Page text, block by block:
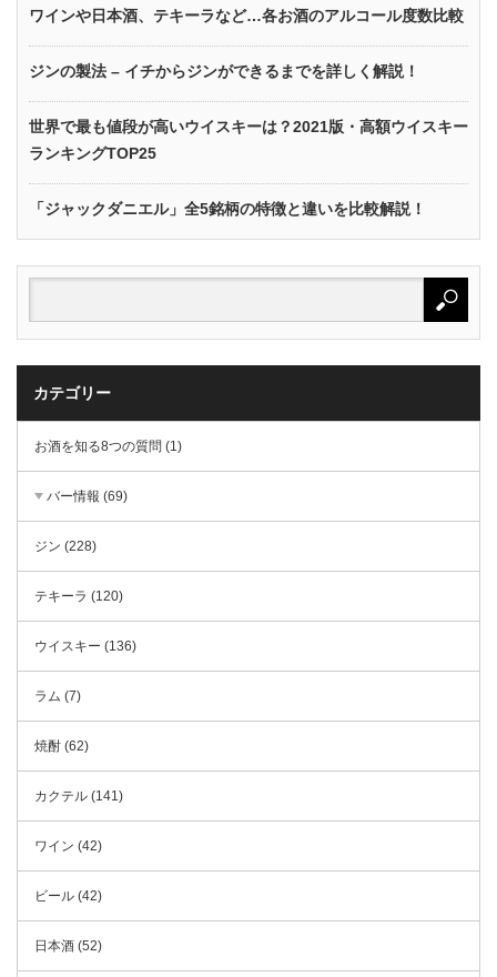
ワインや日本酒、テキーラなど…各お酒のアルコール度数比較
ジンの製法 – イチからジンができるまでを詳しく解説！
世界で最も値段が高いウイスキーは？2021版・高額ウイスキー
ランキングTOP25
「ジャックダニエル」全5銘柄の特徴と違いを比較解説！
カテゴリー
お酒を知る8つの質問 (1)
バー情報 (69)
ジン (228)
テキーラ (120)
ウイスキー (136)
ラム (7)
焼酎 (62)
カクテル (141)
ワイン (42)
ビール (42)
日本酒 (52)